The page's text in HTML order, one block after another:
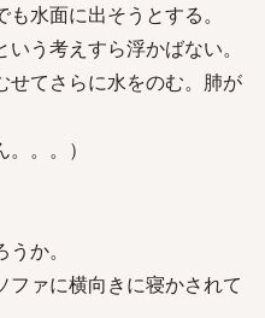
水面に出そうとする。
う考えすら浮かばない。
せてさらに水をのむ。肺が
。。）
か。
ァに横向きに寝かされて